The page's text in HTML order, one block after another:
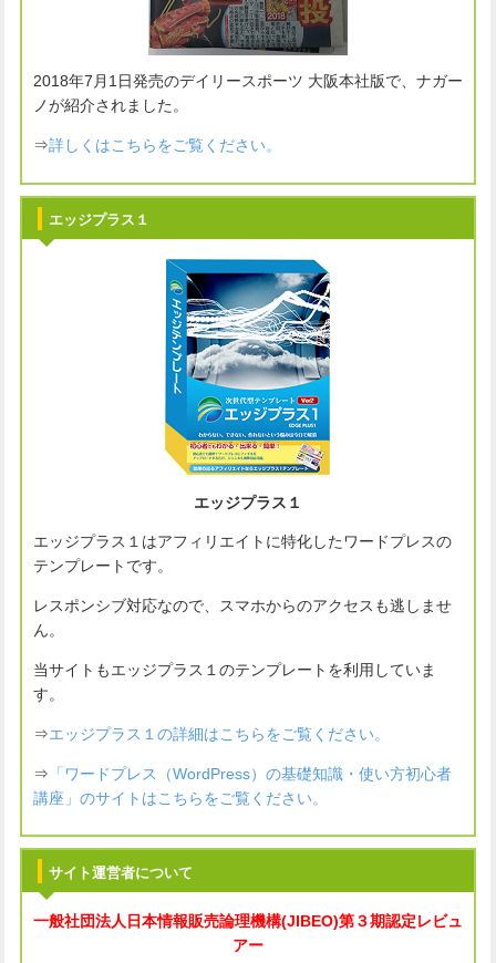
2018年7月1日発売のデイリースポーツ 大阪本社版で、ナガー
ノが紹介されました。
⇒詳しくはこちらをご覧ください。
エッジプラス１
エッジプラス１
エッジプラス１はアフィリエイトに特化したワードプレスの
テンプレートです。
レスポンシブ対応なので、スマホからのアクセスも逃しませ
ん。
当サイトもエッジプラス１のテンプレートを利用していま
す。
⇒エッジプラス１の詳細はこちらをご覧ください。
⇒ 「ワードプレス（WordPress）の基礎知識・使い方初心者
講座」のサイトはこちらをご覧ください。
サイト運営者について
一般社団法人 日本情報販売論理機構(JIBEO)第３期認定レビュ
アー